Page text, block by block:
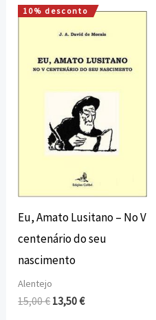
10% desconto
Eu, Amato Lusitano – No V
centenário do seu
nascimento
Alentejo
15,00€
O
preço
era:
15,00 €.
13,50€
O
preço
é:
13,50 €.